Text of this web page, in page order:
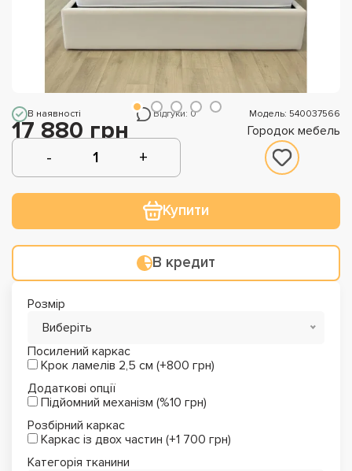
В наявності Відгуки: 0 Модель: 540037566
17 880 грн Городок мебель
Купити
В кредит
Розмір
Виберіть
Посилений каркас
Крок ламелів 2,5 см (+800 грн)
Додаткові опції
Підйомний механізм (%10 грн)
Розбірний каркас
Каркас із двох частин (+1 700 грн)
Категорія тканини